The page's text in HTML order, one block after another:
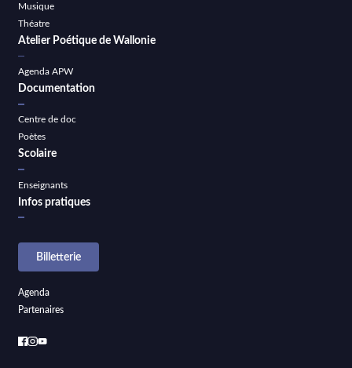
Musique
Théatre
Atelier Poétique de Wallonie
Agenda APW
Documentation
Centre de doc
Poètes
Scolaire
Enseignants
Infos pratiques
Billetterie
Agenda
Partenaires